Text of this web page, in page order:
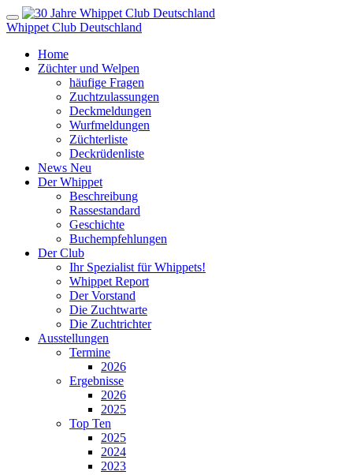
Whippet Club Deutschland
Home
Züchter und Welpen
häufige Fragen
Zuchtzulassungen
Deckmeldungen
Wurfmeldungen
Züchterliste
Deckrüdenliste
News Neu
Der Whippet
Beschreibung
Rassestandard
Geschichte
Buchempfehlungen
Der Club
Ihr Spezialist für Whippets!
Whippet Report
Der Vorstand
Die Zuchtwarte
Die Zuchtrichter
Ausstellungen
Termine
2026
Ergebnisse
2026
2025
Top Ten
2025
2024
2023